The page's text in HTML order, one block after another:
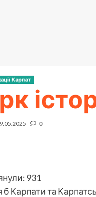
Карпат
0
931
Карпати та